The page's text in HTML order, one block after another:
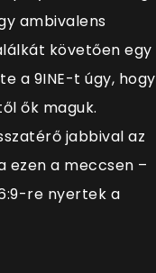
ambivalens
követően egy
a 9INE-t úgy, hogy
ők maguk.
jabbival az
ezen a meccsen –
re nyertek a